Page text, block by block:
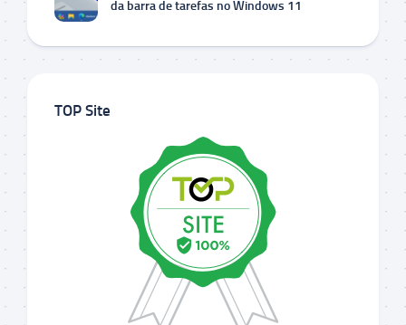
da barra de tarefas no Windows 11
TOP Site